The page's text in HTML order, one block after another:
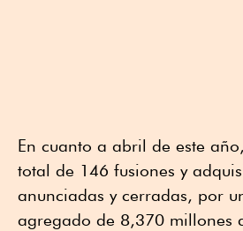
En cuanto a abril de este
total de 146 fusiones y
anunciadas y cerradas, por
agregado de 8,370 millones